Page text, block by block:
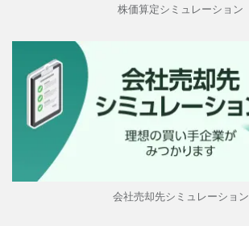
株価算定シミュレーション
会社売却先シミュレーション